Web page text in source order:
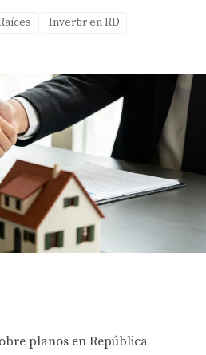
Invertir en RD
planos en República